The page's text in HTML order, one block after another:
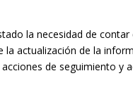
la necesidad de
actualización de la
de seguimiento